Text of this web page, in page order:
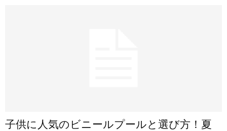
子供に人気のビニールプールと選び方！夏